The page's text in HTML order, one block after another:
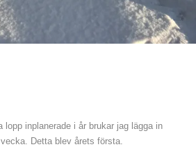
lopp inplanerade i år brukar jag lägga in
Detta blev årets första.